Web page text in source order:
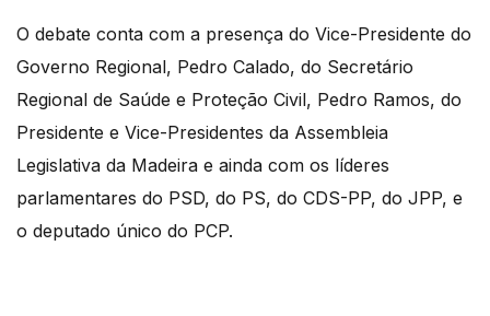
O debate conta com a presença do Vice-Presidente do
Governo Regional, Pedro Calado, do Secretário
Regional de Saúde e Proteção Civil, Pedro Ramos, do
Presidente e Vice-Presidentes da Assembleia
Legislativa da Madeira e ainda com os líderes
parlamentares do PSD, do PS, do CDS-PP, do JPP, e
o deputado único do PCP.